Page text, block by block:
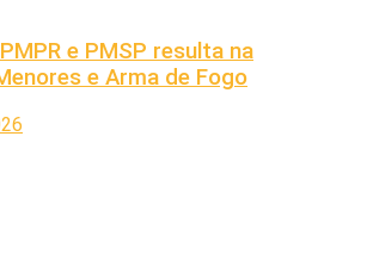
e PMSP resulta na
e Arma de Fogo